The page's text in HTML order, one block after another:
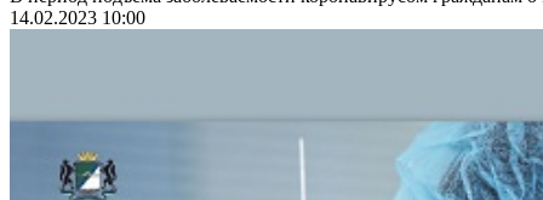
14.02.2023 10:00